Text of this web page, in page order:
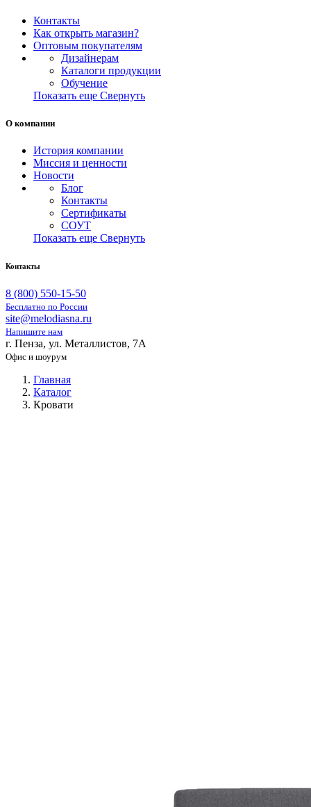
Контакты
Как открыть магазин?
Оптовым покупателям
Дизайнерам
Каталоги продукции
Обучение
Показать еще Свернуть
О компании
История компании
Миссия и ценности
Новости
Блог
Контакты
Сертификаты
СОУТ
Показать еще Свернуть
Контакты
8 (800) 550-15-50
Бесплатно по России
site@melodiasna.ru
Напишите нам
г. Пенза, ул. Металлистов, 7А
Офис и шоурум
Главная
Каталог
Кровати